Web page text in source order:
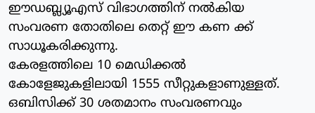
ഈഡബ്ല്യൂഎസ് വിഭാഗത്തിന് നല്‍കിയ
സംവരണ തോതിലെ തെറ്റ് ഈ കണ ക്ക്
സാധൂകരിക്കുന്നു.
കേരളത്തിലെ 10 മെഡിക്കല്‍
കോളേജുകളിലായി 1555 സീറ്റുകളാണുള്ളത്.
ഒബിസിക്ക് 30 ശതമാനം സംവരണവും